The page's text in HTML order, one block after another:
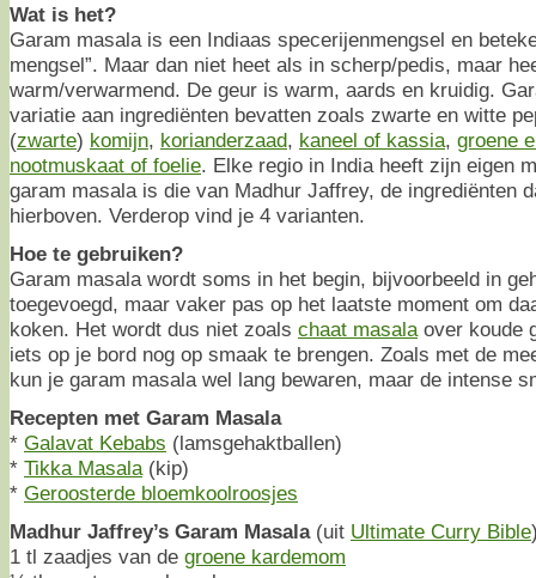
Wat is het?
Garam masala is een Indiaas specerijenmengsel en
mengsel”. Maar dan niet heet als in scherp/pedis, maar
warm/verwarmend. De geur is warm, aards en kruidig.
variatie aan ingrediënten bevatten zoals zwarte en witte
(zwarte) komijn, korianderzaad, kaneel of kassia, groene
nootmuskaat of foelie. Elke regio in India heeft zijn eigen
garam masala is die van Madhur Jaffrey, de ingrediënten
hierboven. Verderop vind je 4 varianten.
Hoe te gebruiken?
Garam masala wordt soms in het begin, bijvoorbeeld in
toegevoegd, maar vaker pas op het laatste moment om
koken. Het wordt dus niet zoals chaat masala over koude
iets op je bord nog op smaak te brengen. Zoals met de
kun je garam masala wel lang bewaren, maar de intense
Recepten met Garam Masala
* Galavat Kebabs (lamsgehaktballen)
* Tikka Masala (kip)
* Geroosterde bloemkoolroosjes
Madhur Jaffrey’s Garam Masala(uit Ultimate Curry Bible
1 tl zaadjes van de groene kardemom